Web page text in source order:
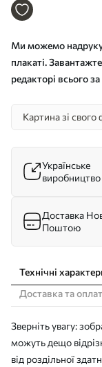
на холсті Арт.
Ми можемо
плакаті.
редакторі всього
Картина зі свого
Українське
виробництво
Доставка
Поштою
Технічні
Доставка та
Зверніть увагу:
можуть дещо
від роздільної